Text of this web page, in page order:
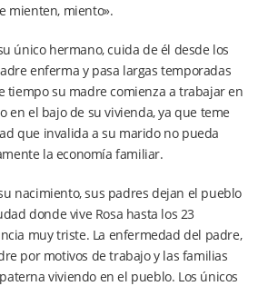
mienten, miento».
único hermano, cuida de él desde los
enferma y pasa largas temporadas
tiempo su madre comienza a trabajar en
en el bajo de su vivienda, ya que teme
que invalida a su marido no pueda
la economía familiar.
nacimiento, sus padres dejan el pueblo
donde vive Rosa hasta los 23
muy triste. La enfermedad del padre,
por motivos de trabajo y las familias
viviendo en el pueblo. Los únicos